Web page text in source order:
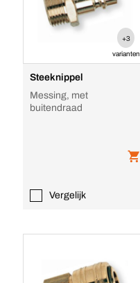
+3
varianten
Steeknippel
Messing, met
buitendraad
Vergelijk